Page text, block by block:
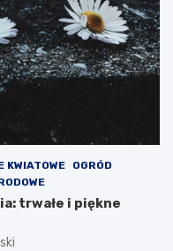
KWIATOWE
OGRÓD
trwałe i piękne